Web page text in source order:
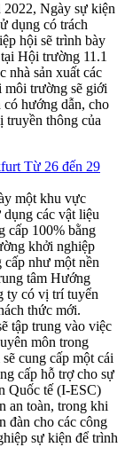
Ngày sự kiện
dụng có trách
hội sẽ trình bày
Hội trường 11.1
nhà sản xuất các
môi trường sẽ giới
hướng dẫn, cho
truyền thông của
một khu vực
các vật liệu
cấp 100% bằng
khởi nghiệp
như một nền
tâm Hướng
ty có vị trí tuyển
thức mới.
tập trung vào việc
môn trong
cung cấp một cái
cấp hỗ trợ cho sự
Quốc tế (I-ESC)
an toàn, trong khi
đàn cho các công
sự kiện để trình